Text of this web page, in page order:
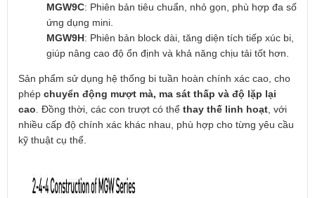
MGW9C: Phiên bản tiêu chuẩn, nhỏ gọn, phù hợp đa số
ứng dụng mini.
MGW9H: Phiên bản block dài, tăng diện tích tiếp xúc bi,
giúp nâng cao độ ổn định và khả năng chịu tải tốt hơn.
Sản phẩm sử dụng hệ thống bi tuần hoàn chính xác cao, cho
phép chuyển động mượt mà, ma sát thấp và độ lặp lại
cao . Đồng thời, các con trượt có thể thay thế linh hoạt , với
nhiều cấp độ chính xác khác nhau, phù hợp cho từng yêu cầu
kỹ thuật cụ thể.